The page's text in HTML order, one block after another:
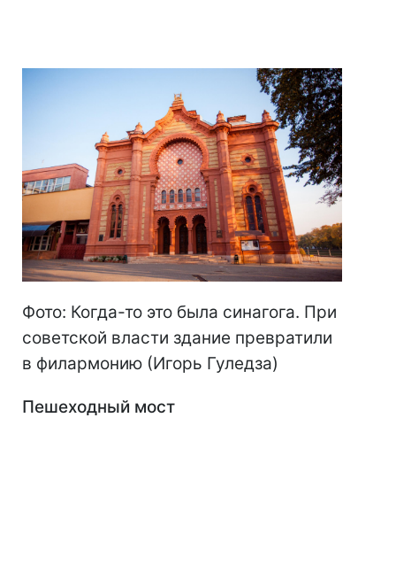
Фото: Когда-то это была синагога. При
советской власти здание превратили
в филармонию (Игорь Гуледза)
Пешеходный мост